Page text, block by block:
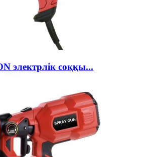
электрлік соққы...